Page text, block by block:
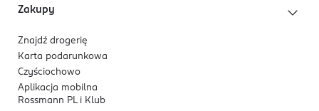
Zakupy
Znajdź drogerię
Karta podarunkowa
Czyściochowo
Aplikacja mobilna
Rossmann PL i Klub